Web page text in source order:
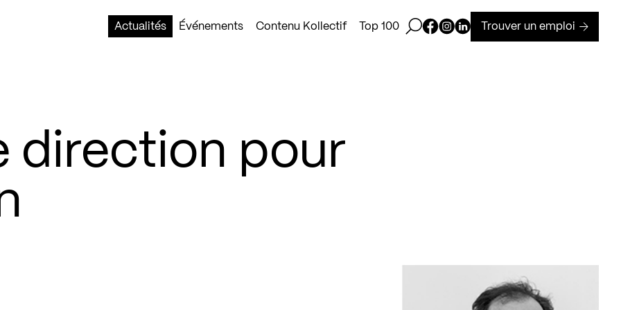
Actualités
Événements Contenu Kollectif Top 100 Ouvrir la barre de recherche
Page Facebook de Kollectif
Page Instagram de Kollectif
Page Linkedin de Kollectif
Trouver un emploi
direction pour